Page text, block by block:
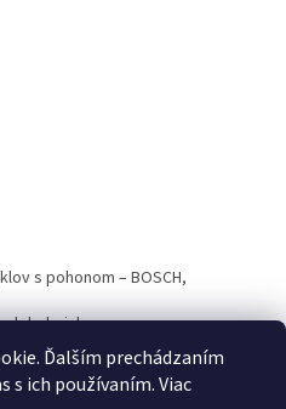
Ďalším prechádzaním
s ich používaním. Viac
s pohonom – BOSCH,
hokejshop.eu